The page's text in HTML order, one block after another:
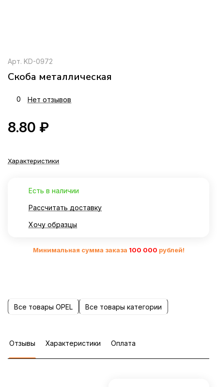
Арт. KD-0972
Скоба металлическая
0 Нет отзывов
8.80 ₽
Характеристики
Есть в наличии
Рассчитать доставку
Хочу образцы
Минимальная сумма заказа 100 000 рублей!
Все товары OPEL Все товары категории
Отзывы Характеристики Оплата